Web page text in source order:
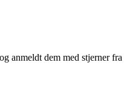
anmeldt dem med stjerner